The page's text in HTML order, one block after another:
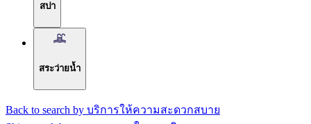
สปา
สระว่ายน้ำ
Back to search by บริการให้ความสะดวกสบาย